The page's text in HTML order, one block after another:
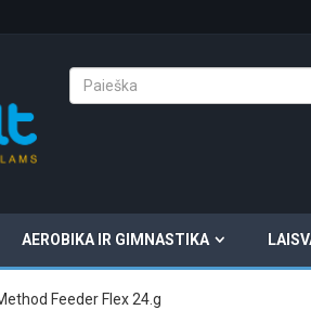
AEROBIKA IR GIMNASTIKA
Feeder Flex 24.g